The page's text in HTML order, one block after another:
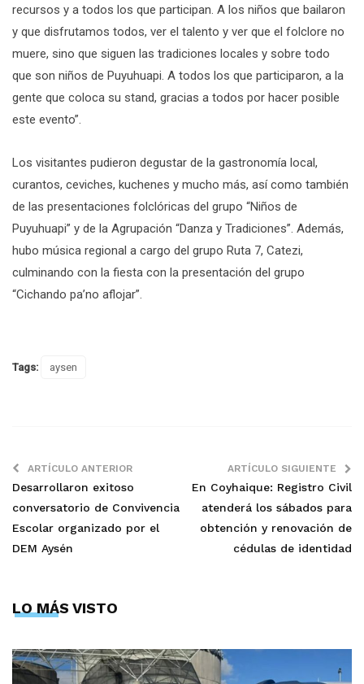
recursos y a todos los que participan. A los niños que bailaron
y que disfrutamos todos, ver el talento y ver que el folclore no
muere, sino que siguen las tradiciones locales y sobre todo
que son niños de Puyuhuapi. A todos los que participaron, a la
gente que coloca su stand, gracias a todos por hacer posible
este evento”.
Los visitantes pudieron degustar de la gastronomía local,
curantos, ceviches, kuchenes y mucho más, así como también
de las presentaciones folclóricas del grupo “Niños de
Puyuhuapi” y de la Agrupación “Danza y Tradiciones”. Además,
hubo música regional a cargo del grupo Ruta 7, Catezi,
culminando con la fiesta con la presentación del grupo
“Cichando pa’no aflojar”.
Tags: aysen
ARTÍCULO ANTERIOR
Desarrollaron exitoso
conversatorio de Convivencia
Escolar organizado por el
DEM Aysén
ARTÍCULO SIGUIENTE
En Coyhaique: Registro Civil
atenderá los sábados para
obtención y renovación de
cédulas de identidad
LO MÁS VISTO